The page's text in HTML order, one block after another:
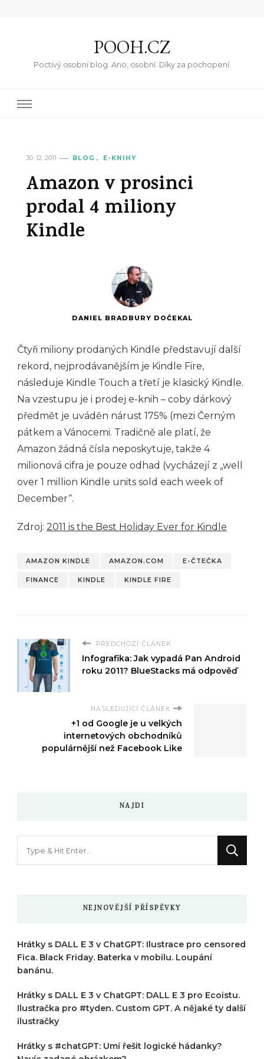
POOH.CZ
Poctivý osobní blog. Ano, osobní. Díky za pochopení.
30. 12. 2011 BLOG E-KNIHY
Amazon v prosinci
prodal 4 miliony
Kindle
DANIEL BRADBURY DOČEKAL
Čtyři miliony prodaných Kindle představují další
rekord, nejprodávanějším je Kindle Fire,
následuje Kindle Touch a třetí je klasický Kindle.
Na vzestupu je i prodej e-knih – coby dárkový
předmět je uváděn nárust 175% (mezi Černým
pátkem a Vánocemi. Tradičně ale platí, že
Amazon žádná čísla neposkytuje, takže 4
milionová cifra je pouze odhad (vycházejí z „well
over 1 million Kindle units sold each week of
December“.
Zdroj: 2011 is the Best Holiday Ever for Kindle
AMAZON KINDLE AMAZON.COM E-ČTEČKA
FINANCE KINDLE KINDLE FIRE
PŘEDCHOZÍ ČLÁNEK
Infografika: Jak vypadá Pan Android
roku 2011? BlueStacks má odpověď
NASLEDUJÍCÍ ČLÁNEK
+1 od Google je u velkých
internetových obchodníků
populárnější než Facebook Like
NAJDI
NEJNOVĚJŠÍ PŘÍSPĚVKY
Hrátky s DALL E 3 v ChatGPT: Ilustrace pro censored
Fica. Black Friday. Baterka v mobilu. Loupání
banánu.
Hrátky s DALL E 3 v ChatGPT: DALL E 3 pro Ecoistu.
Ilustračka pro #tyden. Custom GPT. A nějaké ty další
ilustračky
Hrátky s #chatGPT: Umí řešit logické hádanky?